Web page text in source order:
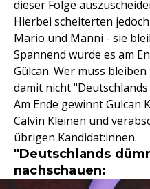
dieser Folge
Hierbei scheiterten
Mario und Manni - sie
Spannend wurde es am
Gülcan. Wer muss
damit nicht
Am Ende gewinnt Gülcan
Calvin Kleinen und
übrigen Kandidat:innen.
"Deutschlands
nachschauen: